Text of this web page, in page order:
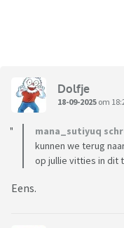
Dolfje
18-09-2025 om
mana_sutiyuq
kunnen we terug
op jullie vitties in dit
Eens.